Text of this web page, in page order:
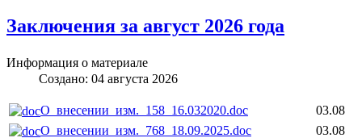
Заключения за август 2026 года
Информация о материале
Создано: 04 августа 2026
О_внесении_изм._158_16.032020.doc
03.08
О_внесении_изм._768_18.09.2025.doc
03.08